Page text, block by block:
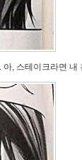
, 스테이크라면 내